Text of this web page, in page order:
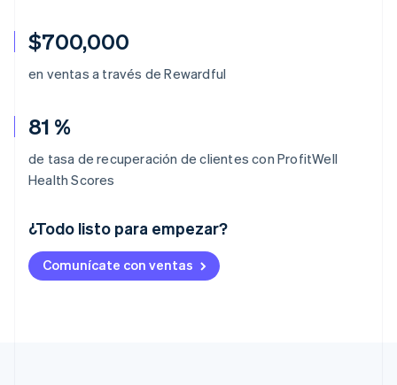
$700,000
en ventas a través de Rewardful
81 %
de tasa de recuperación de clientes con ProfitWell
Health Scores
¿Todo listo para empezar?
Comunícate con ventas
Alemania
DeutschEnglish
Australia